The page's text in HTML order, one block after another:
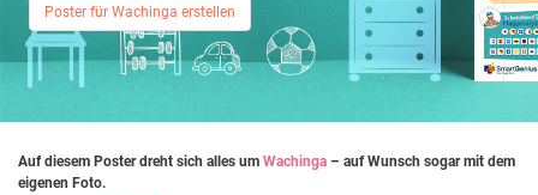
Poster für Wachinga erstellen
Auf diesem Poster dreht sich alles um Wachinga – auf Wunsch sogar mit dem
eigenen Foto.